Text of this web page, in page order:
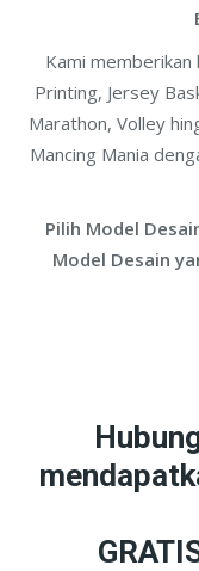
Kami memberikan
Printing, Jersey
Marathon, Volley
Mancing Mania
Pilih Model
Model Desain